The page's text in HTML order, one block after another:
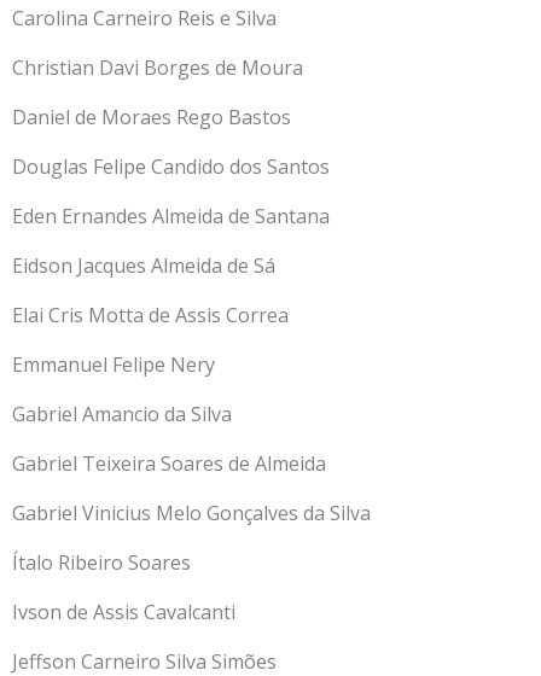
Carolina Carneiro Reis e Silva
Christian Davi Borges de Moura
Daniel de Moraes Rego Bastos
Douglas Felipe Candido dos Santos
Eden Ernandes Almeida de Santana
Eidson Jacques Almeida de Sá
Elai Cris Motta de Assis Correa
Emmanuel Felipe Nery
Gabriel Amancio da Silva
Gabriel Teixeira Soares de Almeida
Gabriel Vinicius Melo Gonçalves da Silva
Ítalo Ribeiro Soares
Ivson de Assis Cavalcanti
Jeffson Carneiro Silva Simões